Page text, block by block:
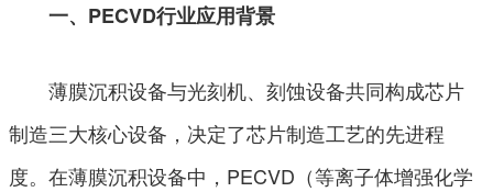
一、PECVD行业应用背景
薄膜沉积设备与光刻机、刻蚀设备共同构成芯片
制造三大核心设备，决定了芯片制造工艺的先进程
度。在薄膜沉积设备中，PECVD（等离子体增强化学